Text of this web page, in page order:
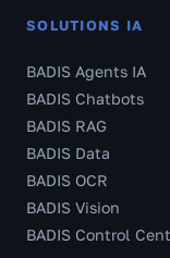
SOLUTIONS IA
BADIS Agents IA
BADIS Chatbots
BADIS RAG
BADIS Data
BADIS OCR
BADIS Vision
BADIS Control